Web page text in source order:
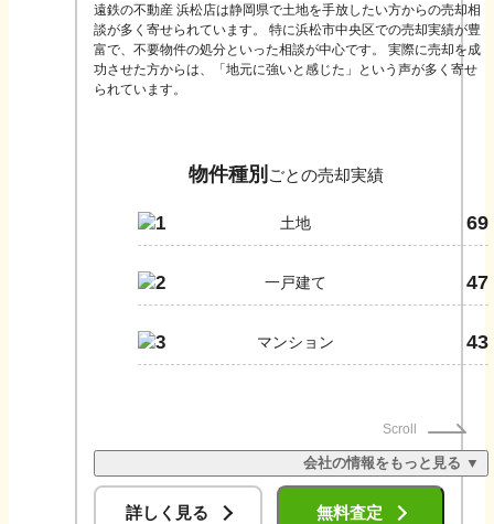
遠鉄の不動産 浜松店は静岡県で土地を手放したい方からの売却相
談が多く寄せられています。 特に浜松市中央区での売却実績が豊
富で、不要物件の処分といった相談が中心です。 実際に売却を成
功させた方からは、「地元に強いと感じた」という声が多く寄せ
られています。
物件種別 ごとの売却実績
1 土地 69
2 一戸建て 47
3 マンション 43
Scroll
会社の情報をもっと見る ▼
詳しく見る 無料査定